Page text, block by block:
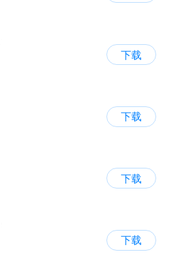
下载
下载
下载
下载